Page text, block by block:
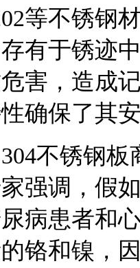
等不锈钢
有于锈迹
害，造成
确保了其
不锈钢板
强调，假
病患者和
铬和镍，